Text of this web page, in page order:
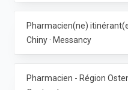
Chiny · Messancy